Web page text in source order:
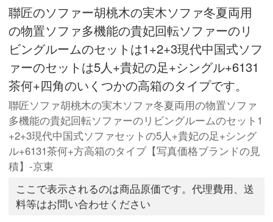
聯匠のソファー胡桃木の実木ソファ冬夏両用
の物置ソファ多機能の貴妃回転ソファーのリ
ビングルームのセットは1+2+3現代中国式ソフ
ァーのセットは5人+貴妃の足+シングル+6131
茶何+四角のいくつかの高箱のタイプです。
聯匠ソファ胡桃木の実木ソファ冬夏両用の物置ソファ
多機能の貴妃回転ソファーのリビングルームのセット1
+2+3現代中国式ソファセットの5人+貴妃の足+シング
ル+6131茶何+方高箱のタイプ【写真価格ブランドの見
積】-京東
ここで表示されるのは商品原価です。代理費用、送
料等はお問い合わせください